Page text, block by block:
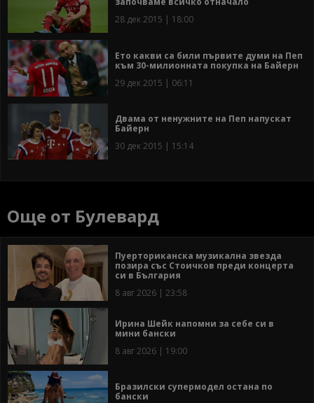
28 дек 2015 | 18:00
Ето какви са били първите думи на Пеп
към 30-милионната покупка на Байерн
29 дек 2015 | 06:11
Двама от ненужните на Пеп напускат
Байерн
30 дек 2015 | 15:14
Още от Булевард
Пуерториканска музикална звезда
позира със Стоичков преди концерта
си в България
8 авг 2026 | 23:58
Ирина Шейк напомни за себе си в
мини бански
8 авг 2026 | 19:00
Бразилски супермодел остана по
бански